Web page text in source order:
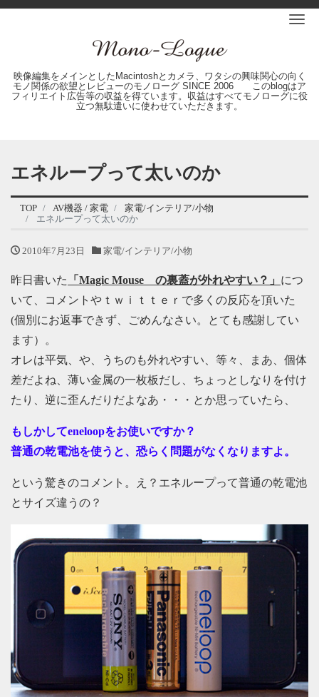
映像編集をメインとしたMacintoshとカメラ、ワタシの興味関心の向く
モノ関係の欲望とレビューのモノローグ SINCE 2006 このblogはア
フィリエイト広告等の収益を得ています。収益はすべてモノローグに役
立つ無駄遣いに使わせていただきます。
エネループって太いのか
TOP AV機器 / 家電
家電/インテリア/小物
エネループって太いのか
2010年7月23日 家電/インテリア/小物
昨日書いた 「Magic Mouse の裏蓋が外れやすい？」 につ
いて、コメントやｔｗｉｔｔｅｒで多くの反応を頂いた
(個別にお返事できず、ごめんなさい。とても感謝してい
ます）。
オレは平気、や、うちのも外れやすい、等々、まあ、個体
差だよね、薄い金属の一枚板だし、ちょっとしなりを付け
たり、逆に歪んだりだよなあ・・・とか思っていたら、
もしかしてeneloopをお使いですか？
普通の乾電池を使うと、恐らく問題がなくなりますよ。
という驚きのコメント。え？エネループって普通の乾電池
とサイズ違うの？